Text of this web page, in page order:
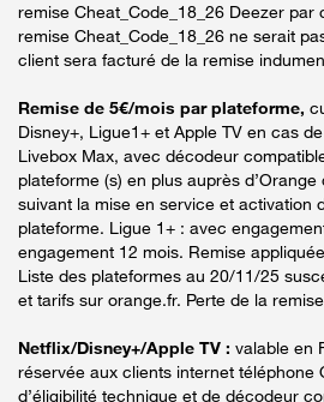
remise Cheat_Code_18_26 Deezer par
remise Cheat_Code_18_26 ne serait
client sera facturé de la remise
Remise de 5€/mois par plateforme,
Disney+, Ligue1+ et Apple TV en cas
Livebox Max, avec décodeur
plateforme (s) en plus auprès
suivant la mise en service et activation
plateforme. Ligue 1+ : avec
engagement 12 mois. Remise
Liste des plateformes au 20/11/25
et tarifs sur orange.fr. Perte de la
Netflix/Disney+/Apple TV : valable en
réservée aux clients internet téléphone
d’éligibilité technique et de décodeur